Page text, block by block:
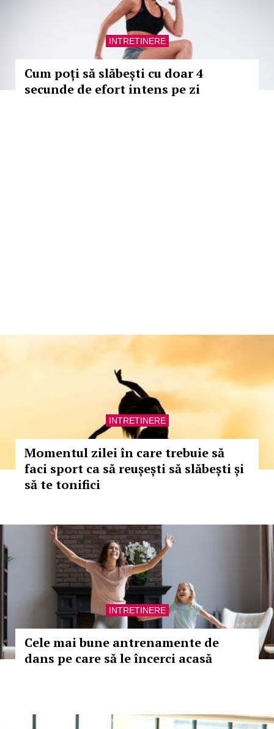
INTRETINERE
Cum poți să slăbești cu doar 4
secunde de efort intens pe zi
INTRETINERE
Momentul zilei în care trebuie să
faci sport ca să reușești să slăbești și
să te tonifici
INTRETINERE
Cele mai bune antrenamente de
dans pe care să le încerci acasă